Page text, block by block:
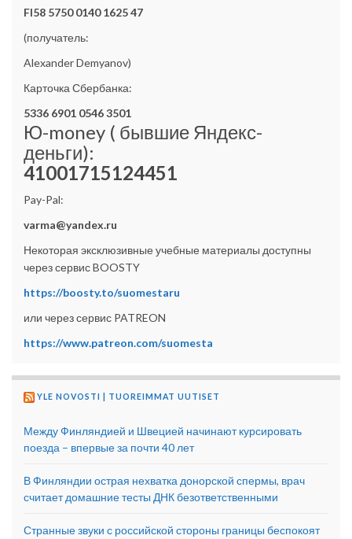
FI58 5750 0140 1625 47
(получатель:
Alexander Demyanov)
Карточка Сбербанка:
5336 6901 0546 3501
Ю-money ( бывшие Яндекс-
деньги):
41001715124451
Pay-Pal:
varma@yandex.ru
Некоторая эксклюзивные учебные материалы доступны
через сервис BOOSTY
https://boosty.to/suomestaru
или через сервис PATREON
https://www.patreon.com/suomesta
YLE NOVOSTI | TUOREIMMAT UUTISET
Между Финляндией и Швецией начинают курсировать
поезда – впервые за почти 40 лет
В Финляндии острая нехватка донорской спермы, врач
считает домашние тесты ДНК безответственными
Странные звуки с российской стороны границы беспокоят